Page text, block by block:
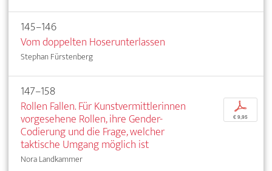
145–146
Vom doppelten Hoserunterlassen
Stephan Fürstenberg
147–158
Rollen Fallen. Für Kunstvermittlerinnen
vorgesehene Rollen, ihre Gender-
Codierung und die Frage, welcher
taktische Umgang möglich ist
Nora Landkammer
p
€ 9,95